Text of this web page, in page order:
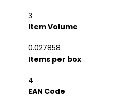
3
Item Volume
0.027858
Items per box
4
EAN Code